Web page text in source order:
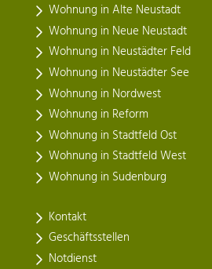
Wohnung in Alte Neustadt
Wohnung in Neue Neustadt
Wohnung in Neustädter Feld
Wohnung in Neustädter See
Wohnung in Nordwest
Wohnung in Reform
Wohnung in Stadtfeld Ost
Wohnung in Stadtfeld West
Wohnung in Sudenburg
Kontakt
Geschäftsstellen
Notdienst